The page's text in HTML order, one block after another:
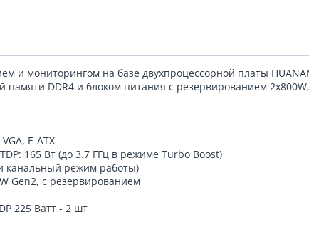
и мониторингом на базе двухпроцессорной платы
DDR4 и блоком питания с резервированием
E-АТХ
165 Вт (до 3.7 ГГц в режиме Turbo Boost)
канальный режим работы)
Gen2, с резервированием
225 Ватт - 2 шт